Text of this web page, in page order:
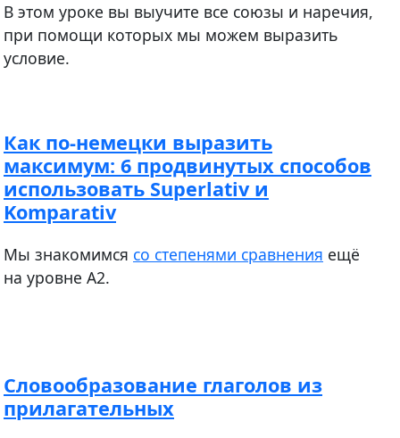
В этом уроке вы выучите все союзы и наречия,
при помощи которых мы можем выразить
условие.
Как по-немецки выразить
максимум: 6 продвинутых способов
использовать Superlativ и
Komparativ
Мы знакомимся со степенями сравнения ещё
на уровне A2.
Словообразование глаголов из
прилагательных